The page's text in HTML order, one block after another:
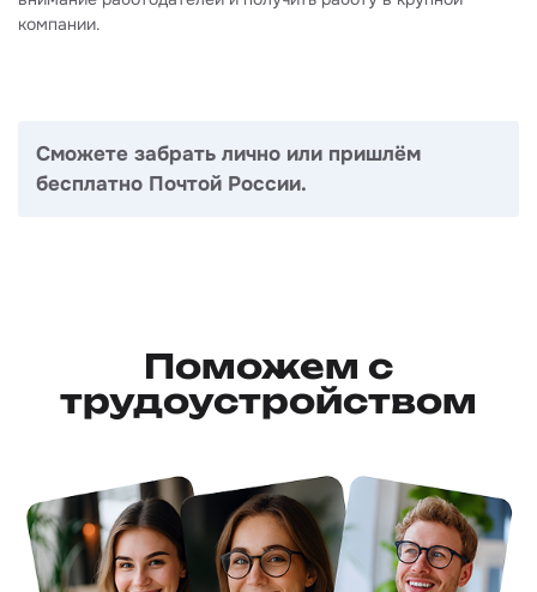
компании.
Сможете забрать лично или пришлём
бесплатно Почтой России.
Поможем с
трудоустройством